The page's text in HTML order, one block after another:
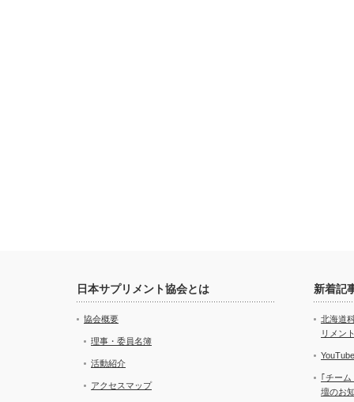
日本サプリメント協会とは
協会概要
理事・委員名簿
活動紹介
アクセスマップ
新着記
北海道
リメン
｢チー
壇のお